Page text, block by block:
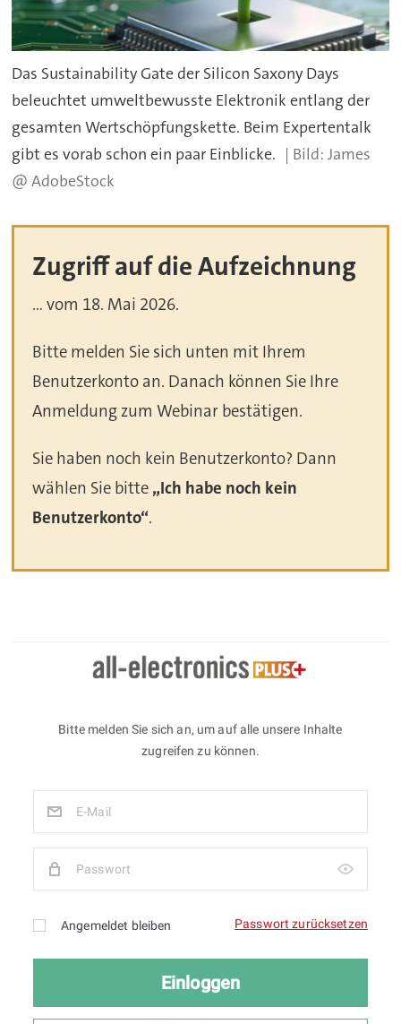
Das Sustainability Gate der Silicon Saxony Days
beleuchtet umweltbewusste Elektronik entlang der
gesamten Wertschöpfungskette. Beim Expertentalk
gibt es vorab schon ein paar Einblicke.
James
@ AdobeStock
Zugriff auf die Aufzeichnung
... vom 18. Mai 2026.
Bitte melden Sie sich unten mit Ihrem
Benutzerkonto an. Danach können Sie Ihre
Anmeldung zum Webinar bestätigen.
Sie haben noch kein Benutzerkonto? Dann
wählen Sie bitte „Ich habe noch kein
Benutzerkonto“.